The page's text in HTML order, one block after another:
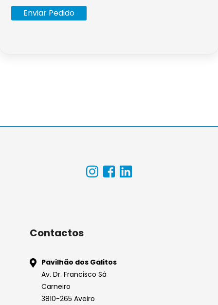
Contactos
Pavilhão dos Galitos
Av. Dr. Francisco Sá
Carneiro
3810-265 Aveiro